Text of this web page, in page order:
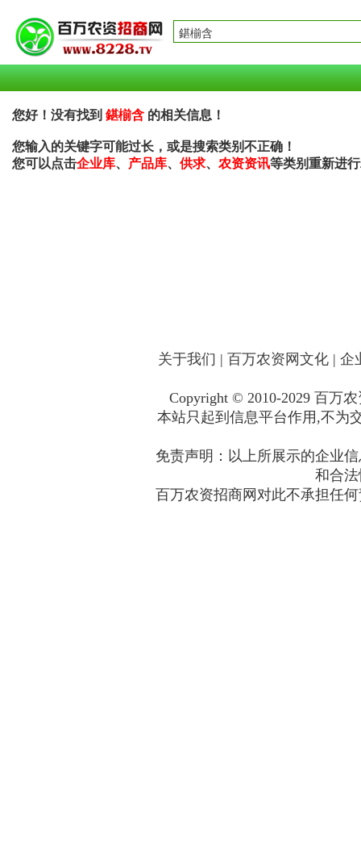
您好！没有找到 鍖椾含 的相关信息！
您输入的关键字可能过长，或是搜索类别不正确！
您可以点击企业库、 产品库、 供求、 农资资讯等类别重新进
关于我们 | 百万农资网文化 | 企
Copyright © 2010-2029 百万
本站只起到信息平台作用,不为
免责声明：以上所展示的企业
和合
百万农资招商网对此不承担任